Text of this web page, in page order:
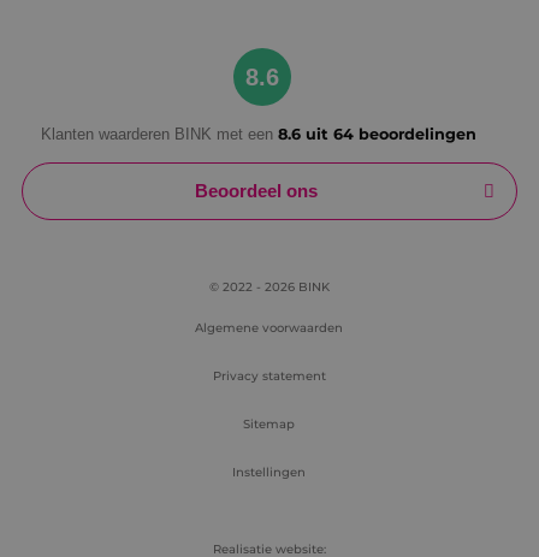
8.6
Klanten waarderen BINK met een 8.6 uit 64 beoordelingen
Beoordeel ons
© 2022 - 2026 BINK
Algemene voorwaarden
Privacy statement
Sitemap
Instellingen
Realisatie website:
weken